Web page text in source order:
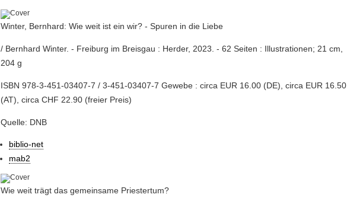
Winter, Bernhard: Wie weit ist ein wir? - Spuren in die Liebe
/ Bernhard Winter. - Freiburg im Breisgau : Herder, 2023. - 62 Seiten : Illustrationen; 21 cm,
204 g
ISBN 978-3-451-03407-7 / 3-451-03407-7 Gewebe : circa EUR 16.00 (DE), circa EUR 16.50
(AT), circa CHF 22.90 (freier Preis)
Quelle: DNB
biblio-net
mab2
Wie weit trägt das gemeinsame Priestertum?